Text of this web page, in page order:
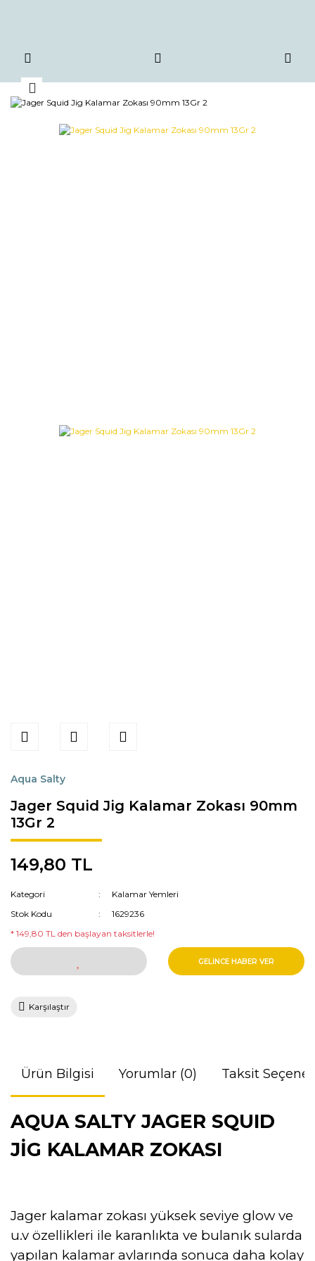
Aqua Salty
Jager Squid Jig Kalamar Zokası 90mm
13Gr 2
149,80 TL
Kategori
Kalamar Yemleri
Stok Kodu
1629236
* 149,80 TL den başlayan taksitlerle!
GELİNCE HABER VER
Karşılaştır
Ürün Bilgisi Yorumlar (0) Taksit
AQUA SALTY JAGER SQUID
JİG KALAMAR ZOKASI
Jager kalamar zokası yüksek seviye glow ve
u.v özellikleri ile karanlıkta ve bulanık sularda
yapılan kalamar avlarında sonuca daha kolay